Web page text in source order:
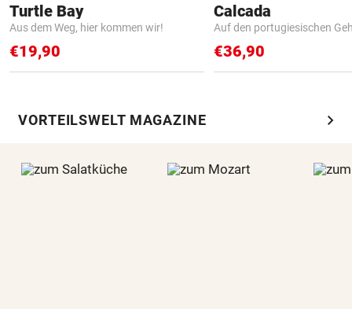
Turtle Bay
Aus dem Weg, hier kommen wir!
€19,90
Calcada
Auf den portugiesischen
€36,90
VORTEILSWELT MAGAZINE chevron_right